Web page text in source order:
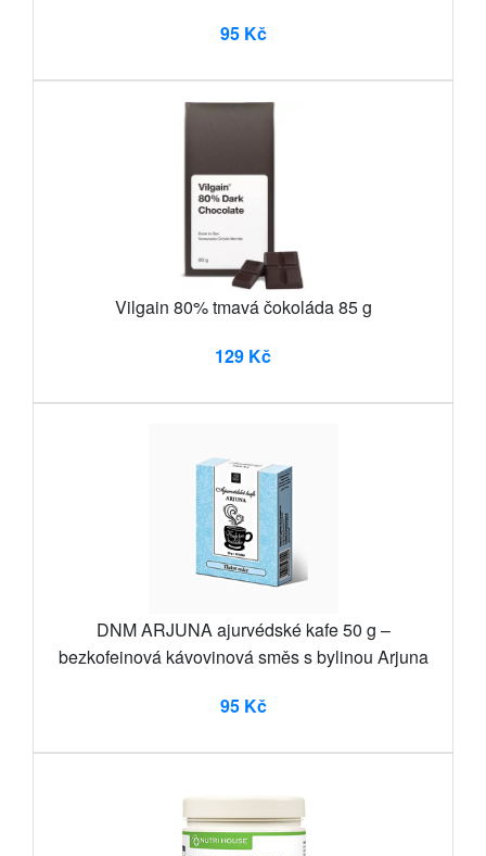
95 Kč
Vilgain 80% tmavá čokoláda 85 g
129 Kč
DNM ARJUNA ajurvédské kafe 50 g –
bezkofeinová kávovinová směs s bylinou Arjuna
95 Kč